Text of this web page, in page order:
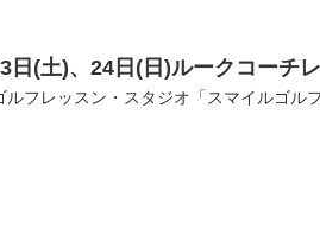
日(土)、24日(日)ルークコーチ
フレッスン・スタジオ「スマイルゴル